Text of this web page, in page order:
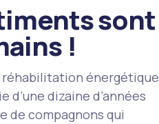
sont
!
énergétique
dizaine d’années
de compagnons qui